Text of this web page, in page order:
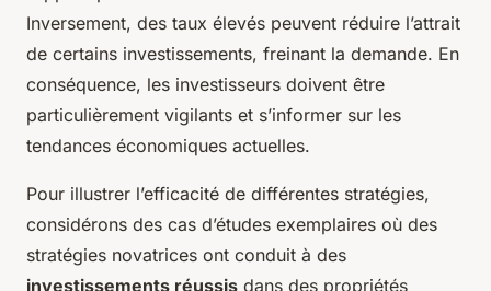
Inversement, des taux élevés peuvent réduire l’attrait
de certains investissements, freinant la demande. En
conséquence, les investisseurs doivent être
particulièrement vigilants et s’informer sur les
tendances économiques actuelles.
Pour illustrer l’efficacité de différentes stratégies,
considérons des cas d’études exemplaires où des
stratégies novatrices ont conduit à des
investissements réussis dans des propriétés